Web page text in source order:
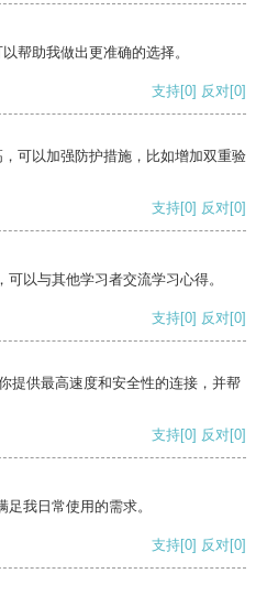
帮助我做出更准确的选择。
支持[0] 反对[0]
可以加强防护措施，比如增加双重验
支持[0] 反对[0]
以与其他学习者交流学习心得。
支持[0] 反对[0]
提供最高速度和安全性的连接，并帮
支持[0] 反对[0]
我日常使用的需求。
支持[0] 反对[0]